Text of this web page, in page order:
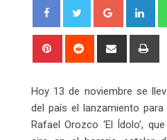
Google+
Pinterest Reddit
Share
Hoy 13 de noviembre se
del país el lanzamiento
Rafael Orozco ‘El Ídolo’,